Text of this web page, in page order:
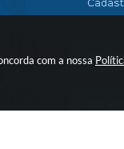
com a nossa